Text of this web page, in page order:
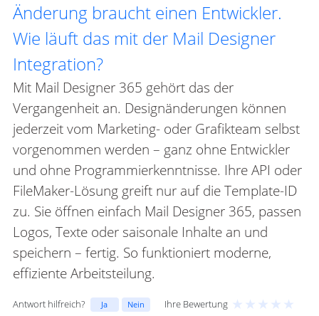
Änderung braucht einen Entwickler.
Wie läuft das mit der Mail Designer
Integration?
Mit Mail Designer 365 gehört das der
Vergangenheit an. Designänderungen können
jederzeit vom Marketing- oder Grafikteam selbst
vorgenommen werden – ganz ohne Entwickler
und ohne Programmierkenntnisse. Ihre API oder
FileMaker-Lösung greift nur auf die Template-ID
zu. Sie öffnen einfach Mail Designer 365, passen
Logos, Texte oder saisonale Inhalte an und
speichern – fertig. So funktioniert moderne,
effiziente Arbeitsteilung.
Antwort hilfreich? Ja Nein Ihre Bewertung ★ ★ ★ ★ ★